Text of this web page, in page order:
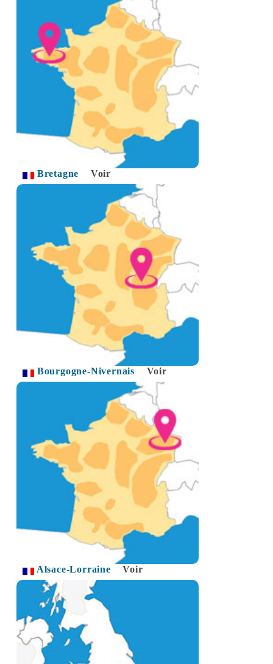
Bretagne Voir
Bourgogne-Nivernais Voir
Alsace-Lorraine Voir